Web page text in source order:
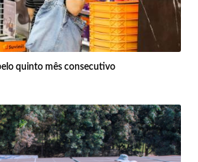
quinto mês consecutivo